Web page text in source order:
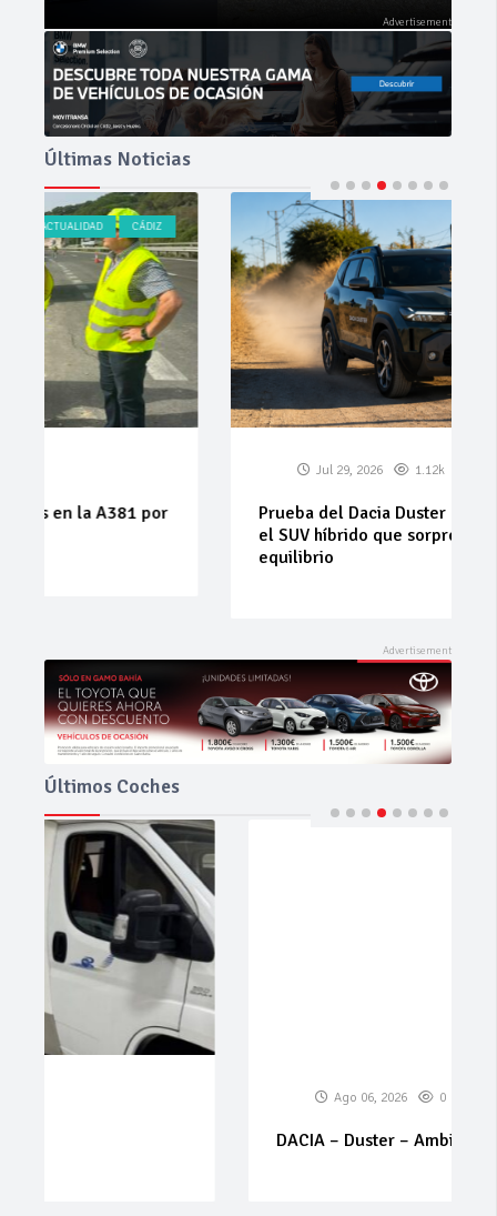
Últimas Noticias
NOVEDADES PRUEBAS
Prueba del Dacia Duster Hybrid 155 Journey:
el SUV híbrido que sorprende por su
Últimos Coches
DACIA – Duster – Ambiance TCE 92 kW4x2